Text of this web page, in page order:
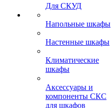
Для СКУД
Напольные шкафы
Настенные шкафы
Климатические
шкафы
Аксессуары и
компоненты СКС
для шкафов